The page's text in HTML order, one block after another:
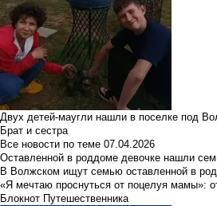
Двух детей-маугли нашли в поселке под
Брат и сестра
Все новости по теме 07.04.2026
Оставленной в роддоме девочке нашли
В Волжском ищут семью оставленной в
«Я мечтаю проснуться от поцелуя мамы»:
Блокнот Путешественника